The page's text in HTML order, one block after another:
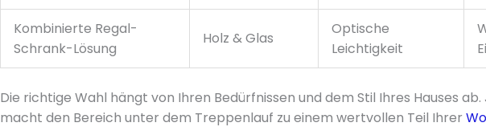
Kombinierte Regal-
Schrank-Lösung
Holz & Glas
Optische
Leichtigkeit
Die richtige Wahl hängt von Ihren Bedürfnissen und dem Stil Ihres Hauses ab.
macht den Bereich unter dem Treppenlauf zu einem wertvollen Teil Ihrer